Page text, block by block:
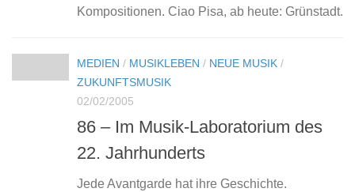
Kompositionen. Ciao Pisa, ab heute: Grünstadt.
MEDIEN / MUSIKLEBEN / NEUE MUSIK /
ZUKUNFTSMUSIK
02/02/2005
86 – Im Musik-Laboratorium des
22. Jahrhunderts
Jede Avantgarde hat ihre Geschichte.